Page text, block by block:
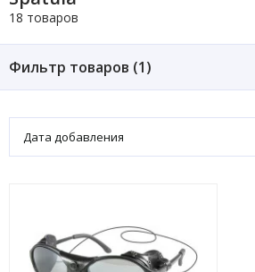
18 товаров
Фильтр товаров (1)
Дата добавления